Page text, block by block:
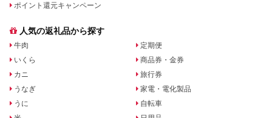
ポイント還元キャンペーン
人気の返礼品から探す
牛肉
いくら
カニ
うなぎ
うに
定期便
商品券・金券
旅行券
家電・電化製品
自転車